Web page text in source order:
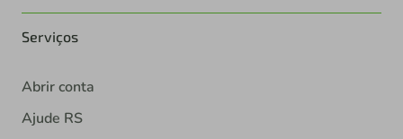
Serviços
Abrir conta
Ajude RS